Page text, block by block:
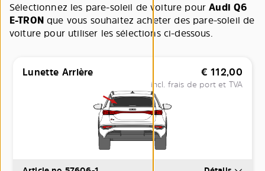
Sélectionnez les pare-soleil de voiture pourAudi Q6
E-TRONque vous souhaitez acheter des pare-soleil de
voiture pour utiliser les sélections ci-dessous.
Lunette Arrière € 112,00
incl. frais de port et TVA